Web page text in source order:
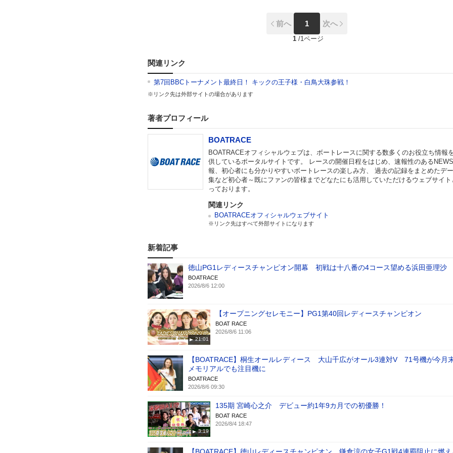
前へ 1 次へ
1 /1ページ
関連リンク
第7回BBCトーナメント最終日！ キックの王子様・白鳥大珠参戦！
※リンク先は外部サイトの場合があります
著者プロフィール
BOATRACE
BOATRACEオフィシャルウェブは、ボートレースに関する数多くのお役立ち情報
供しているポータルサイトです。 レースの開催日程をはじめ、速報性のある
報、初心者にも分かりやすいボートレースの楽しみ方、 過去の記録をまとめたデ
集など初心者～既にファンの皆様までどなたにも活用していただけるウェブサイト
っております。
関連リンク
BOATRACEオフィシャルウェブサイト
※リンク先はすべて外部サイトになります
新着記事
徳山PG1レディースチャンピオン開幕 初戦は十八番の4コース望める浜田亜理沙
BOATRACE
2026/8/6 12:00
21:01
【オープニングセレモニー】PG1第40回レディースチャンピオン
BOAT RACE
2026/8/6 11:06
【BOATRACE】桐生オールレディース 大山千広がオール3連対V 71号機が今月
メモリアルでも注目機に
BOATRACE
2026/8/6 09:30
3:19
135期 宮崎心之介 デビュー約1年9カ月での初優勝！
BOAT RACE
2026/8/4 18:47